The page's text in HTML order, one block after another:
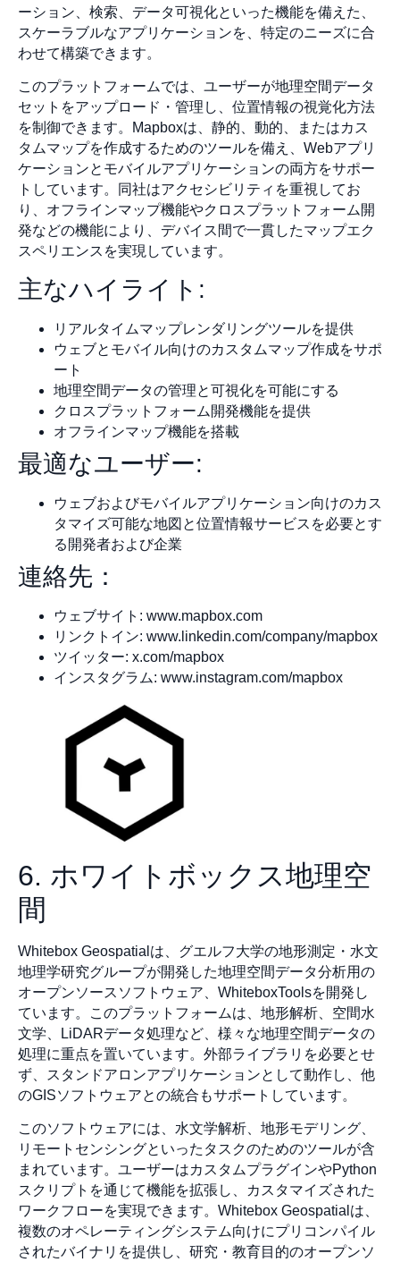
ーション、検索、データ可視化といった機能を備えた、
スケーラブルなアプリケーションを、特定のニーズに合
わせて構築できます。
このプラットフォームでは、ユーザーが地理空間データ
セットをアップロード・管理し、位置情報の視覚化方法
を制御できます。Mapboxは、静的、動的、またはカス
タムマップを作成するためのツールを備え、Webアプリ
ケーションとモバイルアプリケーションの両方をサポー
トしています。同社はアクセシビリティを重視してお
り、オフラインマップ機能やクロスプラットフォーム開
発などの機能により、デバイス間で一貫したマップエク
スペリエンスを実現しています。
主なハイライト:
リアルタイムマップレンダリングツールを提供
ウェブとモバイル向けのカスタムマップ作成をサポ
ート
地理空間データの管理と可視化を可能にする
クロスプラットフォーム開発機能を提供
オフラインマップ機能を搭載
最適なユーザー:
ウェブおよびモバイルアプリケーション向けのカス
タマイズ可能な地図と位置情報サービスを必要とす
る開発者および企業
連絡先：
ウェブサイト: www.mapbox.com
リンクトイン: www.linkedin.com/company/mapbox
ツイッター: x.com/mapbox
インスタグラム: www.instagram.com/mapbox
6. ホワイトボックス地理空
間
Whitebox Geospatialは、グエルフ大学の地形測定・水文
地理学研究グループが開発した地理空間データ分析用の
オープンソースソフトウェア、WhiteboxToolsを開発し
ています。このプラットフォームは、地形解析、空間水
文学、LiDARデータ処理など、様々な地理空間データの
処理に重点を置いています。外部ライブラリを必要とせ
ず、スタンドアロンアプリケーションとして動作し、他
のGISソフトウェアとの統合もサポートしています。
このソフトウェアには、水文学解析、地形モデリング、
リモートセンシングといったタスクのためのツールが含
まれています。ユーザーはカスタムプラグインやPython
スクリプトを通じて機能を拡張し、カスタマイズされた
ワークフローを実現できます。Whitebox Geospatialは、
複数のオペレーティングシステム向けにプリコンパイル
されたバイナリを提供し、研究・教育目的のオープンソ